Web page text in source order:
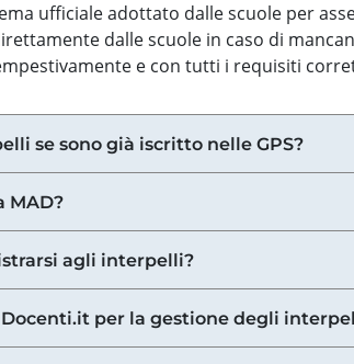
ufficiale adottato dalle scuole per
dalle scuole in caso di
e con tutti i requisiti
se sono già iscritto nelle GPS?
MAD?
agli interpelli?
per la gestione degli